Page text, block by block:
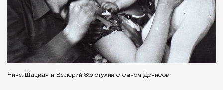
Нина Шацкая и Валерий Золотухин с сыном Денисом